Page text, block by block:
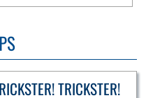
TRICKSTER!